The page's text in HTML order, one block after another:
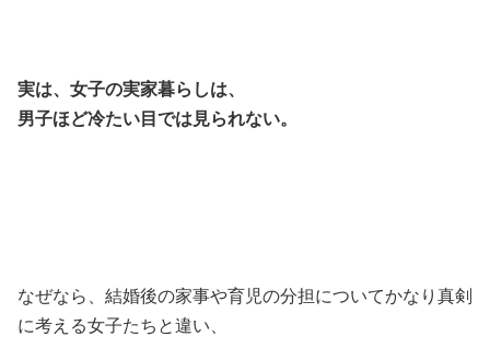
実は、女子の実家暮らしは、
男子ほど冷たい目では見られない。
なぜなら、結婚後の家事や育児の分担についてかなり真剣
に考える女子たちと違い、